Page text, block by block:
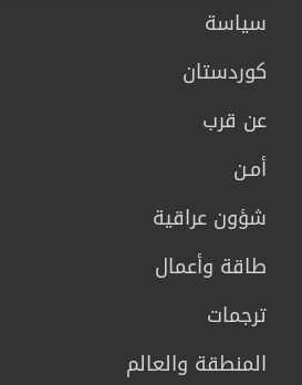
سیاسة
كوردستان
عن قرب
أمـن
شؤون عراقية
طاقة وأعمال
ترجمات
المنطقة والعالم